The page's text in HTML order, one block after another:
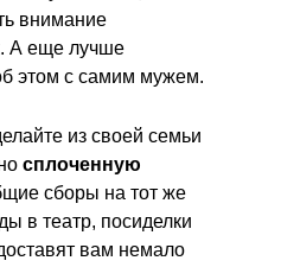
внимание
А еще лучше
этом с самим мужем.
из своей семьи
сплоченную
сборы на тот же
в театр, посиделки
вам немало